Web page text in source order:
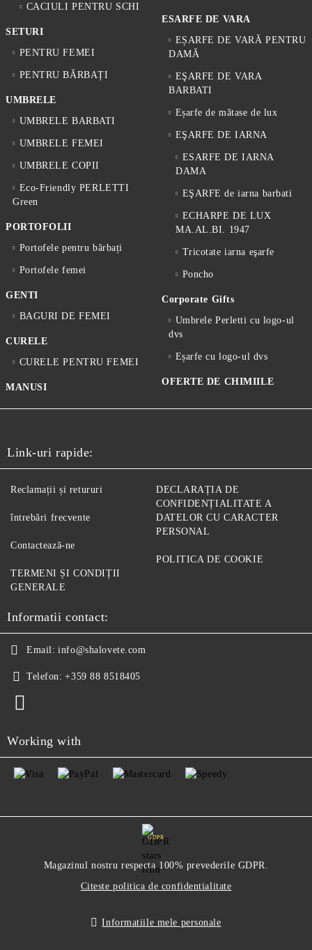
CACIULI PENTRU SCHI
SETURI
PENTRU FEMEI
PENTRU BĂRBAȚI
UMBRELE
UMBRELE BARBATI
UMBRELE FEMEI
UMBRELE COPII
Eco-Friendly PERLETTI
Green
PORTOFOLII
Portofele pentru bărbați
Portofele femei
GENTI
BAGURI DE FEMEI
CURELE
CURELE PENTRU FEMEI
MANUSI
ESARFE DE VARA
EȘARFE DE VARĂ PENTRU
DAMĂ
EŞARFE DE VARA
BARBATI
Eșarfe de mătase de lux
EŞARFE DE IARNA
ESARFE DE IARNA
DAMA
EŞARFE de iarna barbati
ECHARPE DE LUX
MA.AL.BI. 1947
Tricotate iarna eşarfe
Poncho
Corporate Gifts
Umbrele Perletti cu logo-ul
dvs
Eșarfe cu logo-ul dvs
OFERTE DE CHIMIILE
Link-uri rapide:
Reclamații și retururi
întrebări frecvente
Contactează-ne
TERMENI ȘI CONDIȚII
GENERALE
DECLARAȚIA DE
CONFIDENȚIALITATE A
DATELOR CU CARACTER
PERSONAL
POLITICA DE COOKIE
Informatii contact:
Email: info@shalovete.com
Telefon: +359 88 8518405
Working with
GDPR
Magazinul nostru respecta 100% prevederile GDPR.
Citeste politica de confidentialitate
Informatiile mele personale